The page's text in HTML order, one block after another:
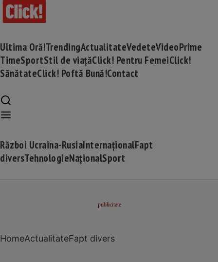
Ultima Oră!TrendingActualitateVedeteVideoPrime
TimeSportStil de viațăClick! Pentru FemeiClick!
SănătateClick! Poftă Bună!Contact
Război Ucraina-RusiaInternaționalFapt
diversTehnologieNaționalSport
HomeActualitateFapt divers